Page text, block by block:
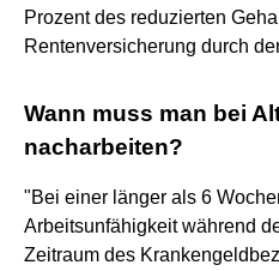
Prozent des reduzierten
Rentenversicherung durch
Wann muss man bei
nacharbeiten?
"Bei einer länger als 6
Arbeitsunfähigkeit während
Zeitraum des